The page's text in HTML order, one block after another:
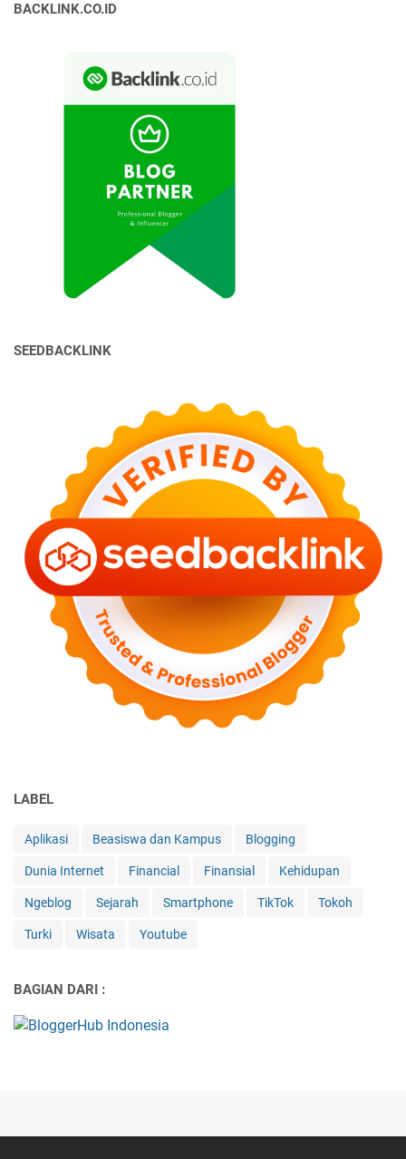
BACKLINK.CO.ID
SEEDBACKLINK
LABEL
Aplikasi Beasiswa dan Kampus Blogging
Dunia Internet Financial Finansial Kehidupan
Ngeblog Sejarah Smartphone TikTok Tokoh
Turki Wisata Youtube
BAGIAN DARI :